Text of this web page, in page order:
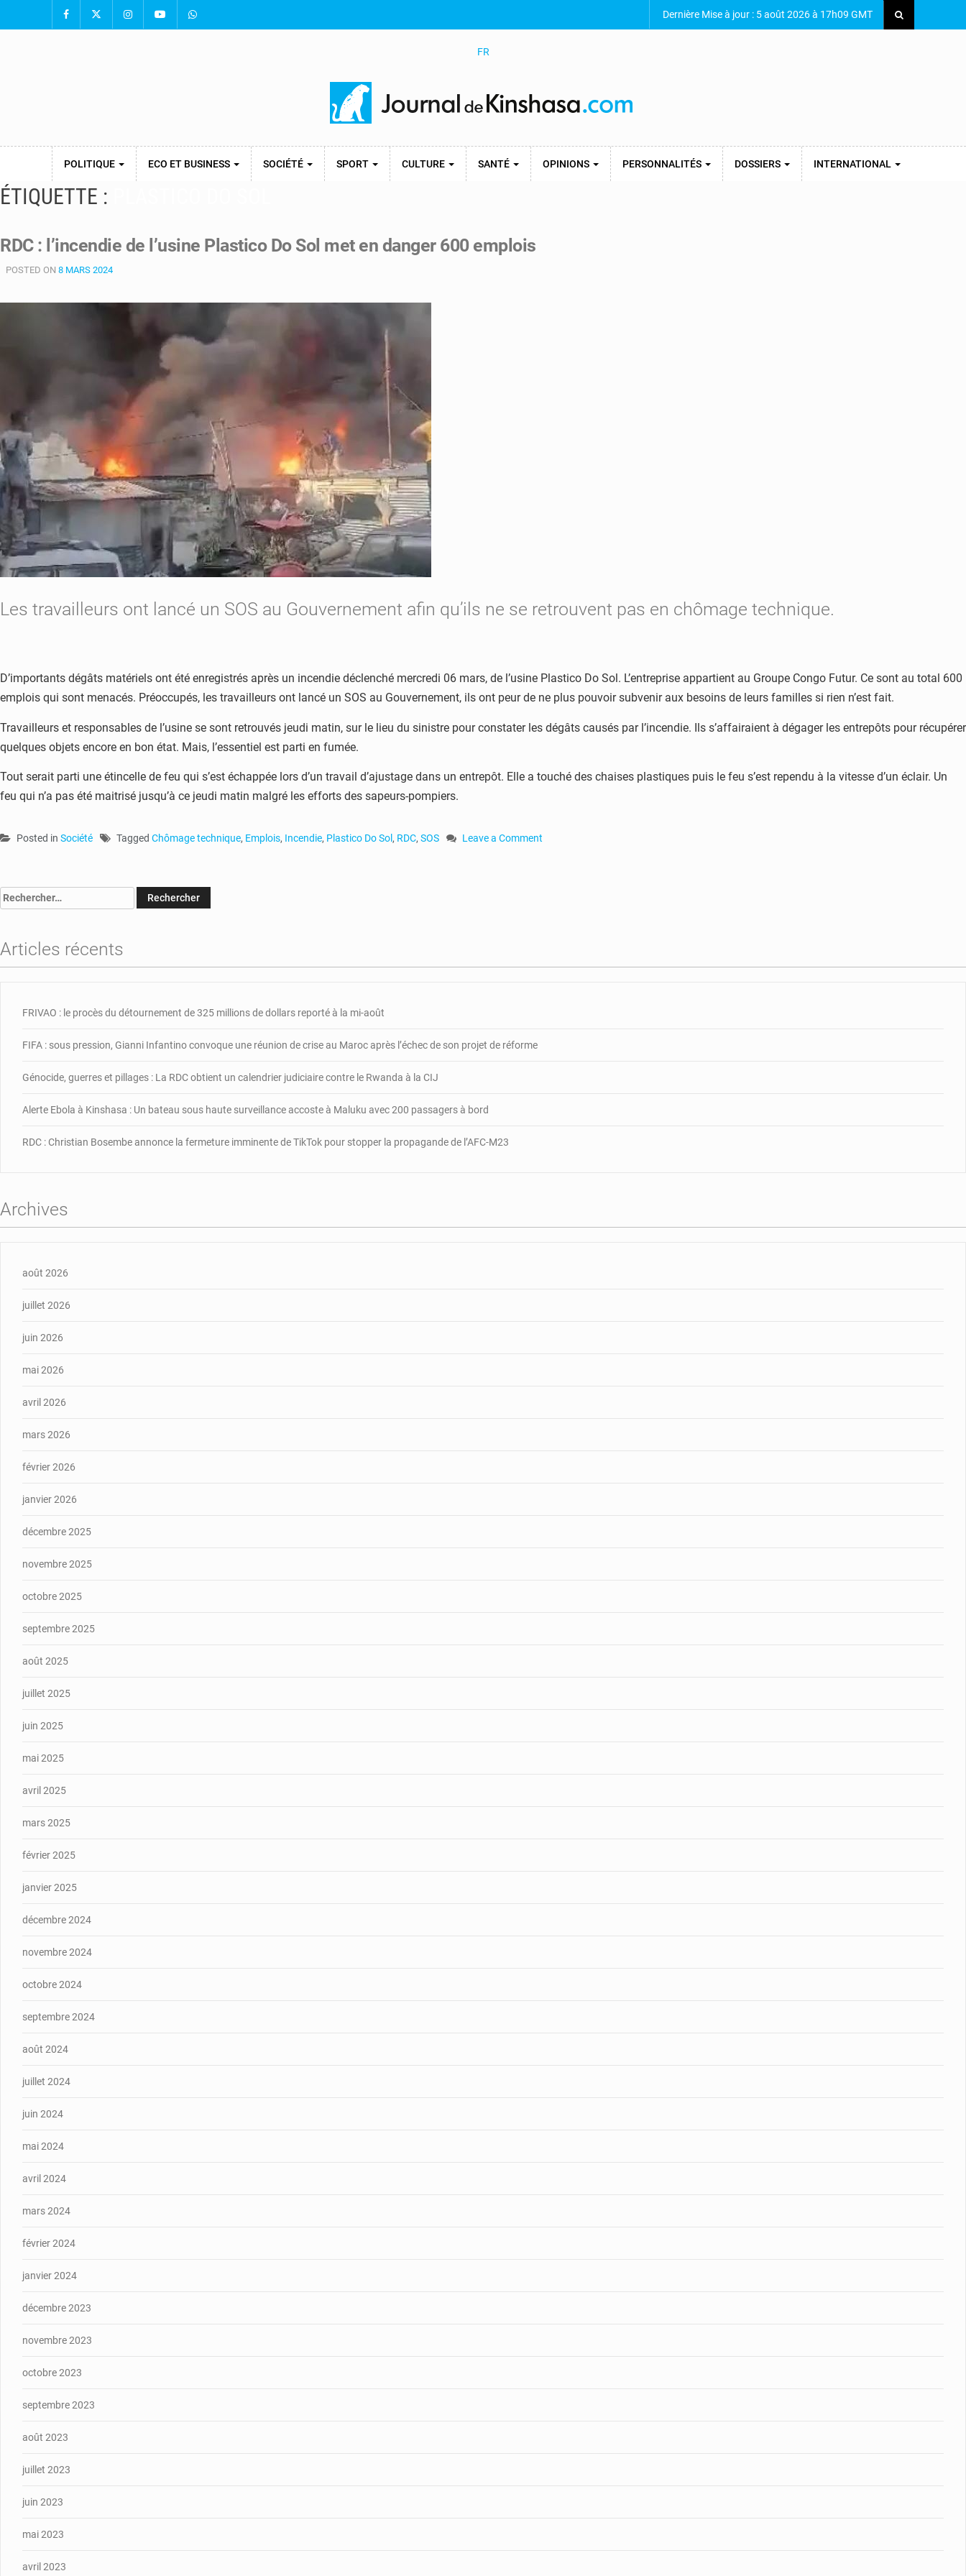
Dernière Mise à jour : 5 août 2026 à 17h09 GMT
FR
POLITIQUE ECO ET BUSINESS SOCIÉTÉ SPORT CULTURE SANTÉ OPINIONS PERSONNALITÉS DOSSIERS INTERNATIONAL
ÉTIQUETTE :
RDC : l’incendie de l’usine Plastico Do Sol met en danger 600 emplois
POSTED ON 8 MARS 2024
Les travailleurs ont lancé un SOS au Gouvernement afin qu’ils ne se retrouvent pas en chômage technique.
D’importants dégâts matériels ont été enregistrés après un incendie déclenché mercredi 06 mars, de l’usine Plastico Do Sol. L’entreprise appartient au Groupe Congo Futur. Ce sont au total 600
emplois qui sont menacés. Préoccupés, les travailleurs ont lancé un SOS au Gouvernement, ils ont peur de ne plus pouvoir subvenir aux besoins de leurs familles si rien n’est fait.
Travailleurs et responsables de l’usine se sont retrouvés jeudi matin, sur le lieu du sinistre pour constater les dégâts causés par l’incendie. Ils s’affairaient à dégager les entrepôts pour récupérer
quelques objets encore en bon état. Mais, l’essentiel est parti en fumée.
Tout serait parti une étincelle de feu qui s’est échappée lors d’un travail d’ajustage dans un entrepôt. Elle a touché des chaises plastiques puis le feu s’est rependu à la vitesse d’un éclair. Un
feu qui n’a pas été maitrisé jusqu’à ce jeudi matin malgré les efforts des sapeurs-pompiers.
Posted in Société Tagged Chômage technique, Emplois, Incendie, Plastico Do Sol, RDC, SOS
Leave a Comment
emplois
Rechercher :
Articles récents
FRIVAO : le procès du détournement de 325 millions de dollars reporté à la mi-août
FIFA : sous pression, Gianni Infantino convoque une réunion de crise au Maroc après l’échec de son projet de réforme
Génocide, guerres et pillages : La RDC obtient un calendrier judiciaire contre le Rwanda à la CIJ
Alerte Ebola à Kinshasa : Un bateau sous haute surveillance accoste à Maluku avec 200 passagers à bord
RDC : Christian Bosembe annonce la fermeture imminente de TikTok pour stopper la propagande de l’AFC-M23
Archives
août 2026
juillet 2026
juin 2026
mai 2026
avril 2026
mars 2026
février 2026
janvier 2026
décembre 2025
novembre 2025
octobre 2025
septembre 2025
août 2025
juillet 2025
juin 2025
mai 2025
avril 2025
mars 2025
février 2025
janvier 2025
décembre 2024
novembre 2024
octobre 2024
septembre 2024
août 2024
juillet 2024
juin 2024
mai 2024
avril 2024
mars 2024
février 2024
janvier 2024
décembre 2023
novembre 2023
octobre 2023
septembre 2023
août 2023
juillet 2023
juin 2023
mai 2023
avril 2023